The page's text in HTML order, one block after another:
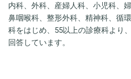
内科、外科、産婦人科、小児科、
鼻咽喉科、整形外科、精神科、循
科をはじめ、55以上の診療科より
回答しています。